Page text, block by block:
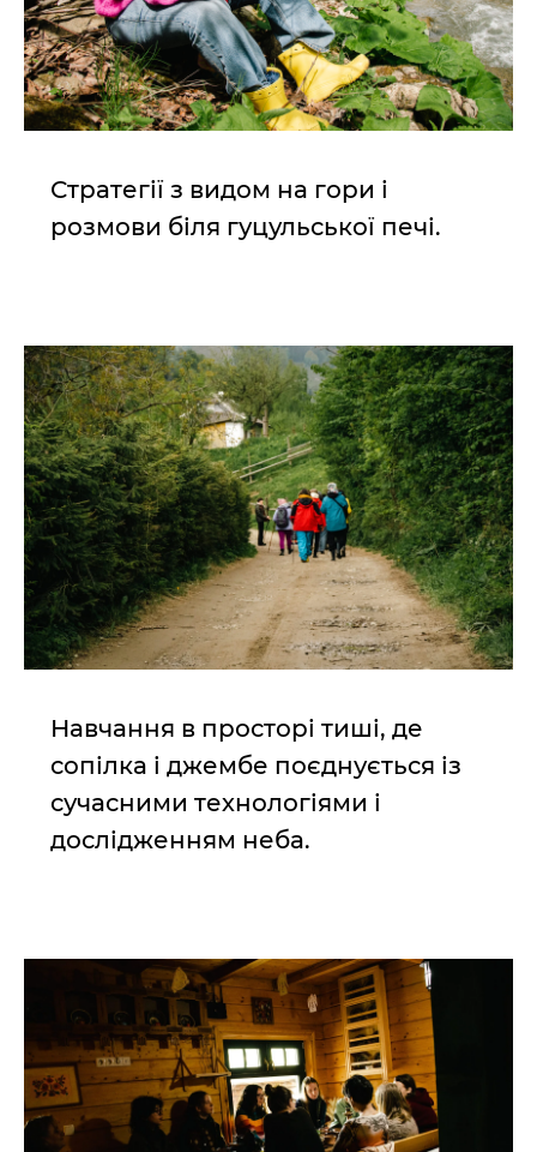
Стратегії з видом на гори і
розмови біля гуцульської печі.
Навчання в просторі тиші, де
сопілка і джембе поєднується із
сучасними технологіями і
дослідженням неба.